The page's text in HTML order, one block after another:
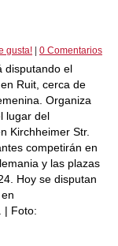
gusta! 0 Comentarios
disputando el
Ruit, cerca de
Organiza
lugar del
Kirchheimer Str.
competirán en
y las plazas
Hoy se disputan
| Foto: